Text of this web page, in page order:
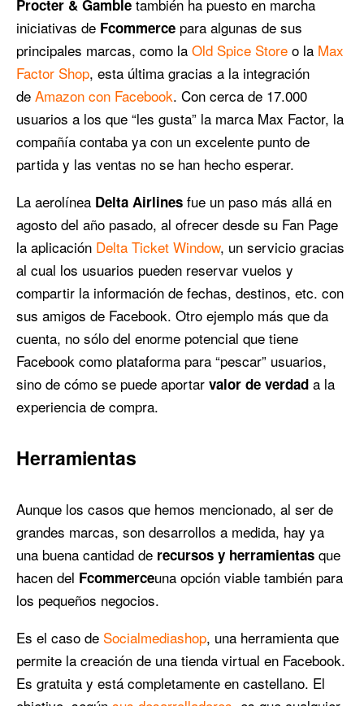
Procter & Gamble también ha puesto en marcha
iniciativas de Fcommerce para algunas de sus
principales marcas, como la Old Spice Store o la Max
Factor Shop, esta última gracias a la integración
de Amazon con Facebook. Con cerca de 17.000
usuarios a los que “les gusta” la marca Max Factor, la
compañía contaba ya con un excelente punto de
partida y las ventas no se han hecho esperar.
La aerolínea Delta Airlines fue un paso más allá en
agosto del año pasado, al ofrecer desde su Fan Page
la aplicación Delta Ticket Window, un servicio gracias
al cual los usuarios pueden reservar vuelos y
compartir la información de fechas, destinos, etc. con
sus amigos de Facebook. Otro ejemplo más que da
cuenta, no sólo del enorme potencial que tiene
Facebook como plataforma para “pescar” usuarios,
sino de cómo se puede aportar valor de verdad a la
experiencia de compra.
Herramientas
Aunque los casos que hemos mencionado, al ser de
grandes marcas, son desarrollos a medida, hay ya
una buena cantidad de recursos y herramientas que
hacen del Fcommerceuna opción viable también para
los pequeños negocios.
Es el caso de Socialmediashop, una herramienta que
permite la creación de una tienda virtual en Facebook.
Es gratuita y está completamente en castellano. El